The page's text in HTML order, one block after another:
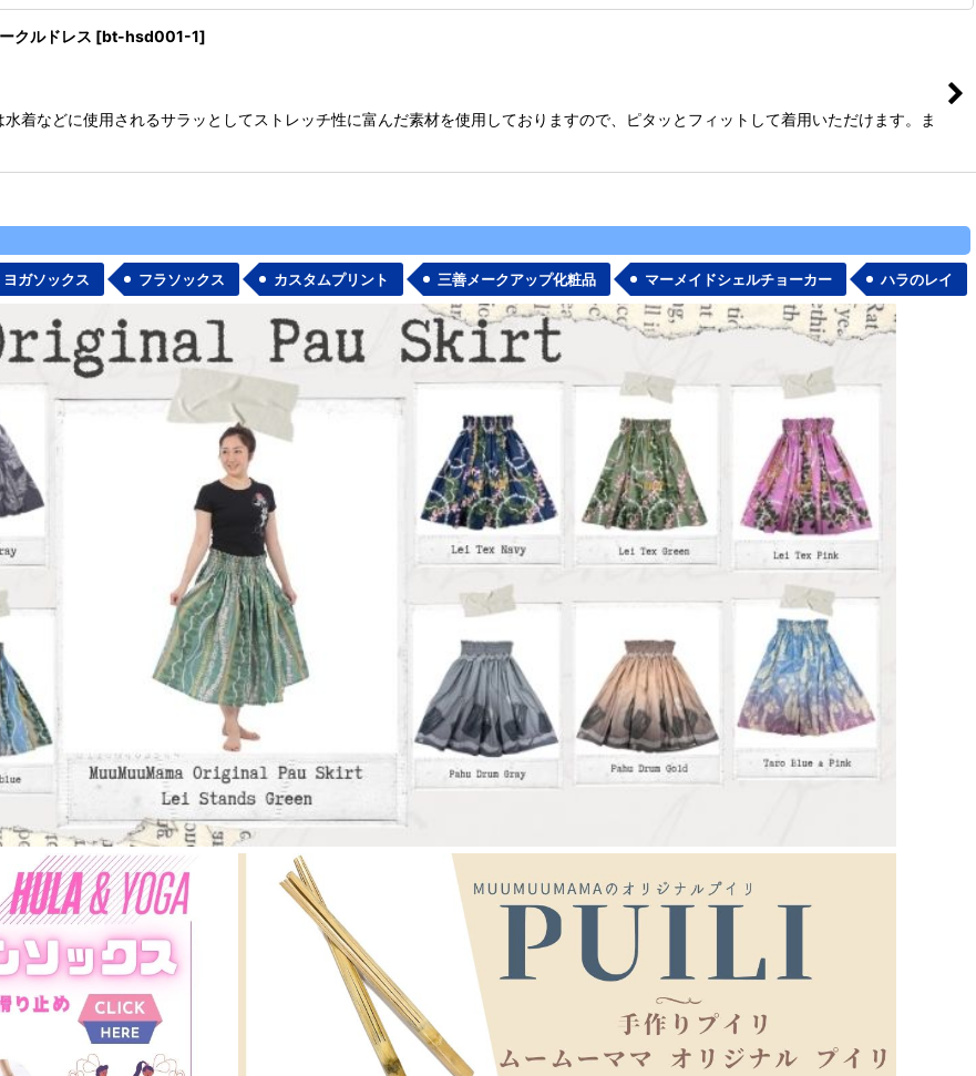
クルドレス [bt-hsd001-1]
着などに使用されるサラッとしてストレッチ性に富んだ素材を使用しておりますので、ピタッとフィットして着用いただけます。ま
ヨガソックス フラソックス カスタムプリント 三善メークアップ化粧品 マーメイドシェルチョーカー ハラのレイ